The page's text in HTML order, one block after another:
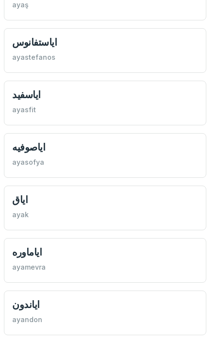
ayaş
اياستفانوس
ayastefanos
اياسفيد
ayasfit
اياصوفيه
ayasofya
اياق
ayak
اياماوره
ayamevra
اياندون
ayandon